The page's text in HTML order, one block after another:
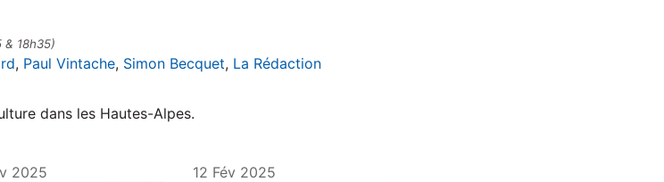
& 18h35)
, Paul Vintache, Simon Becquet, La Rédaction
dans les Hautes-Alpes.
2025 12 Fév 2025